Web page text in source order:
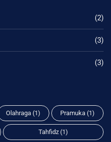
(2)
(3)
(3)
Olahraga (1) Pramuka (1)
Tahfidz (1)